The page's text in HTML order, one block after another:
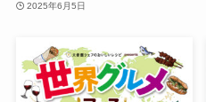
2025年6月5日